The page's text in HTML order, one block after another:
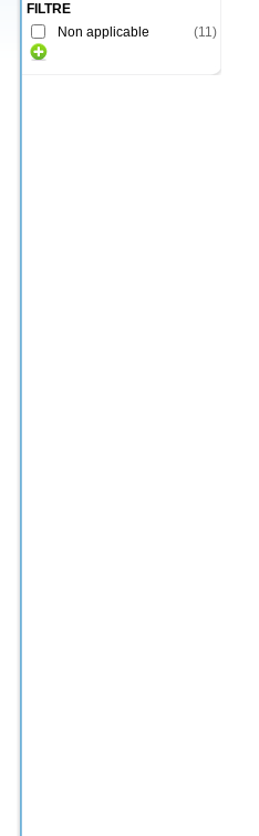
FILTRE
Non applicable
(11)